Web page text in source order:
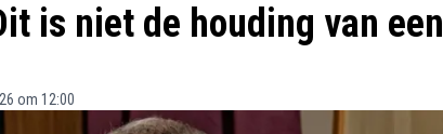
is niet de houding van een
om 12:00